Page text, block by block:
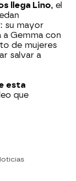
llega Lino, el
su mayor
a Gemma con
de mujeres
salvar a
esta
que